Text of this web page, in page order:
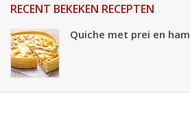
RECENT BEKEKEN RECEPTEN
Quiche met prei en ham